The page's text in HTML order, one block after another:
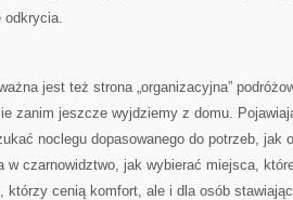
odkrycia.
jest też strona „organizacyjna”
zanim jeszcze wyjdziemy z domu.
noclegu dopasowanego do potrzeb, jak
w czarnowidztwo, jak wybierać miejsca,
którzy cenią komfort, ale i dla osób